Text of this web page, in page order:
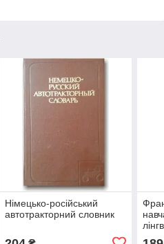
Німецько-російський
автотракторний словник